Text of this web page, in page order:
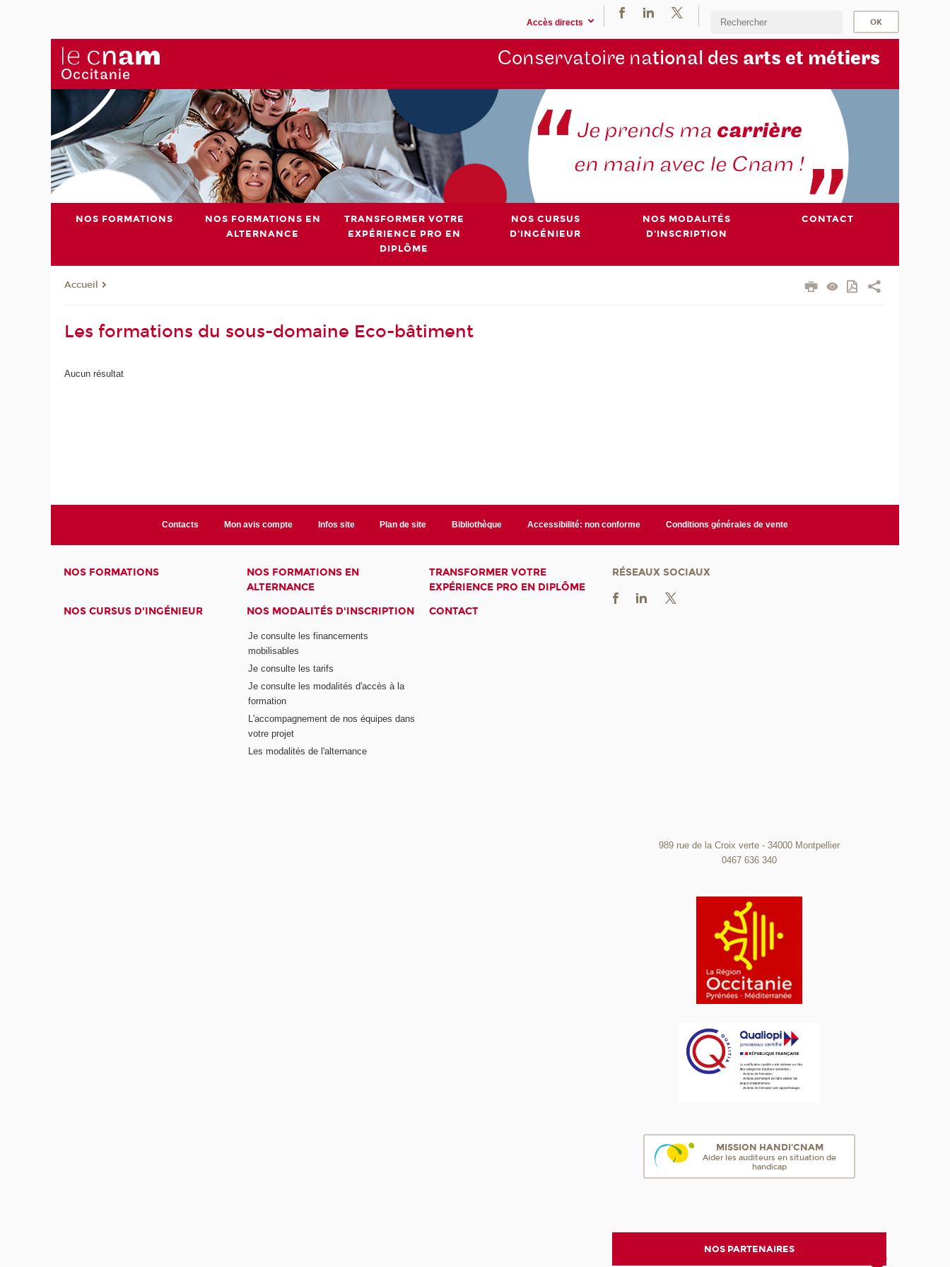
Accès directs
Conservatoire national des arts et métiers
NOS FORMATIONS
NOS FORMATIONS EN
ALTERNANCE
TRANSFORMER VOTRE
EXPÉRIENCE PRO EN
DIPLÔME
NOS CURSUS
D'INGÉNIEUR
NOS MODALITÉS
D'INSCRIPTION
CONTACT
Accueil
Les formations du sous-domaine Eco-bâtiment
Aucun résultat
Contacts Mon avis compte Infos site Plan de site Bibliothèque Accessibilité: non conforme Conditions générales de vente
NOS FORMATIONS
NOS FORMATIONS EN
ALTERNANCE
TRANSFORMER VOTRE
EXPÉRIENCE PRO EN DIPLÔME
NOS CURSUS D'INGÉNIEUR
NOS MODALITÉS D'INSCRIPTION
Je consulte les financements
mobilisables
Je consulte les tarifs
Je consulte les modalités d'accès à la
formation
L'accompagnement de nos équipes dans
votre projet
Les modalités de l'alternance
CONTACT
RÉSEAUX SOCIAUX
989 rue de la Croix verte - 34000 Montpellier
0467 636 340
MISSION HANDI'CNAM
Aider les auditeurs en situation de
handicap
NOS PARTENAIRES